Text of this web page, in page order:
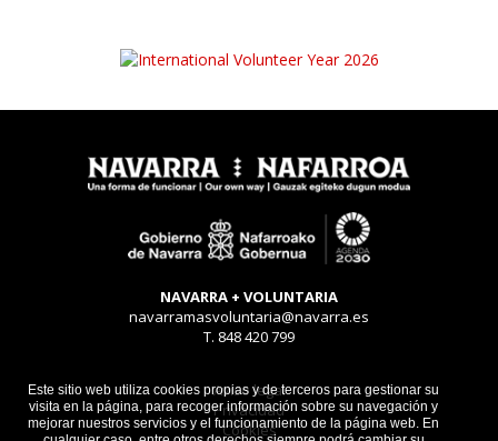
Este sitio web utiliza cookies propias y de terceros para gestionar su
visita en la página, para recoger información sobre su navegación y
mejorar nuestros servicios y el funcionamiento de la página web. En
NAVARRA + VOLUNTARIA
navarramasvoluntaria@navarra.es
T. 848 420 799
Aviso legal
Privacidad
Cookies